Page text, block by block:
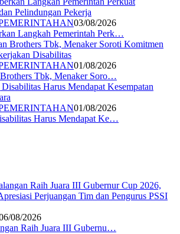
03/08/2026
Langkah Pemerintah Perk…
01/08/2026
Tbk, Menaker Soro…
01/08/2026
Harus Mendapat Ke…
08/2026
Raih Juara III Gubernu…